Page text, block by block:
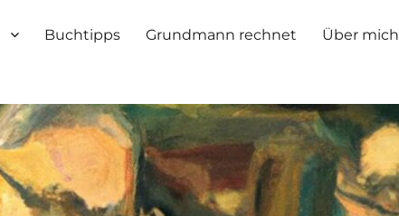
Buchtipps Grundmann rechnet Über mich